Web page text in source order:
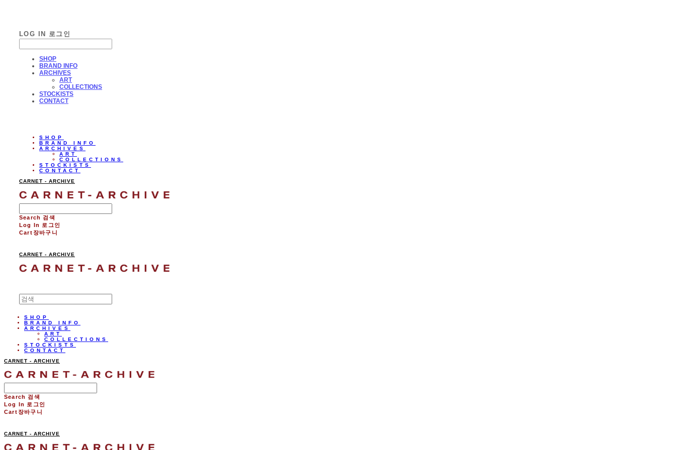
LOG IN 로그인
SHOP
BRAND INFO
ARCHIVES
ART
COLLECTIONS
STOCKISTS
CONTACT
SHOP
BRAND INFO
ARCHIVES
ART
COLLECTIONS
STOCKISTS
CONTACT
CARNET - ARCHIVE
Search 검색
Log In
로그인
Cart장바구니
CARNET - ARCHIVE
SHOP
BRAND INFO
ARCHIVES
ART
COLLECTIONS
STOCKISTS
CONTACT
CARNET - ARCHIVE
Search 검색
Log In 로그인
Cart장바구니
CARNET - ARCHIVE